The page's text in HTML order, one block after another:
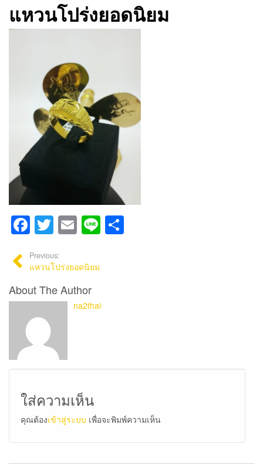
แหวนโปร่งยอดนิยม
Facebook
Twitter
Email
Line
Previous:
แหวนโปร่งยอดนิยม
About The Author
na2thai
ใส่ความเห็น
คุณต้องเข้าสู่ระบบ เพื่อจะพิมพ์ความเห็น